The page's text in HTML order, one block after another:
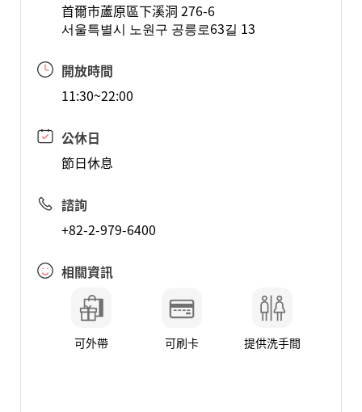
首爾市蘆原區下溪洞 276-6
서울특별시 노원구 공릉로63길 13
開放時間
11:30~22:00
公休日
節日休息
諮詢
+82-2-979-6400
相關資訊
可外帶 可刷卡 提供洗手間